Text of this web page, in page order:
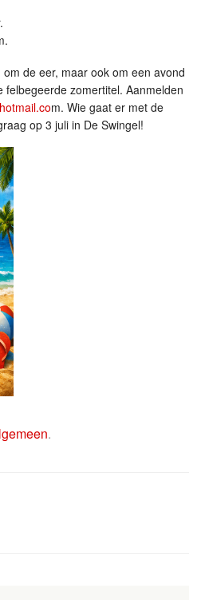
de eer, maar ook om een avond
zomertitel. Aanmelden
m. Wie gaat er met de
op 3 juli in De Swingel!
.